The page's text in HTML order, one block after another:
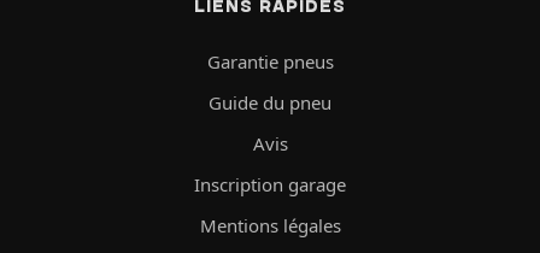
LIENS RAPIDES
Garantie pneus
Guide du pneu
Avis
Inscription garage
Mentions légales